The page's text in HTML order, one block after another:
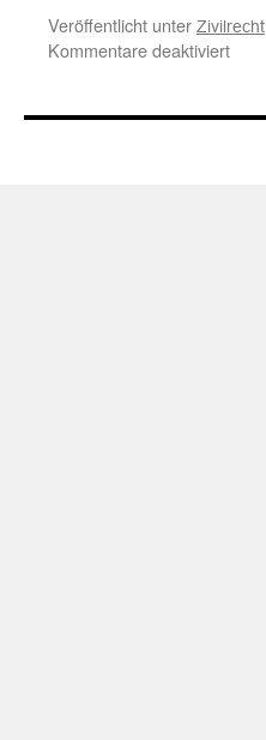
Veröffentlicht unter Zivilrecht
Kommentare deaktiviertfür
des